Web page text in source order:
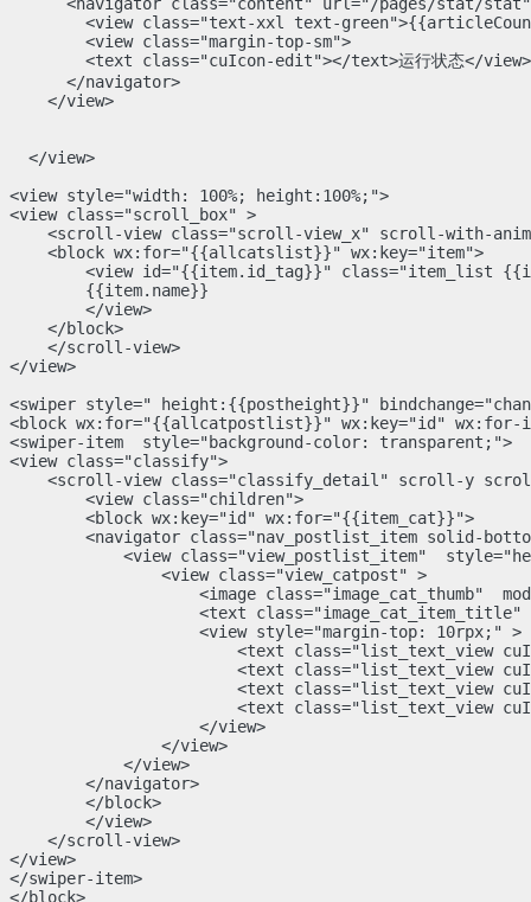
<view class="text-xxl text-
        <view class="margin-top-sm">
        <text class="cuIcon-edit"></text>运行状态</view>
      </navigator>
    </view>
  </view>
<view style="width: 100%; height:100%;">
<view class="scroll_box" >
<scroll-view class="scroll-view_x" scroll-with-
    <block wx:for="{{allcatslist}}" wx:key="item">
<view id="{{item.id_tag}}" class="item_list
        {{item.name}}
        </view>
    </block>
    </scroll-view>
</view>
<swiper style=" height:{{postheight}}"
<block wx:for="{{allcatpostlist}}" wx:key="id" wx:for-
<swiper-item  style="background-color: transparent;">
<view class="classify">
<scroll-view class="classify_detail" scroll-y
        <view class="children">
        <block wx:key="id" wx:for="{{item_cat}}">
<navigator class="nav_postlist_item solid-
<view class="view_postlist_item"
                <view class="view_catpost" >
<image class="image_cat_thumb"
<text class="image_cat_item_title"
                    <view style="margin-top: 10rpx;" >
<text
<text
<text class="list_text_view
<text class="list_text_view
                    </view>
                </view>
            </view>
        </navigator>
        </block>
        </view>
    </scroll-view>
</view>
</swiper-item>
</block>